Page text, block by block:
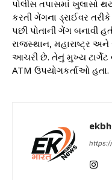
પોલીસ તપાસમાં ખુલાસો
કરતી ગેંગના ડ્રાઈવર
પછી પોતાની ગેંગ બનાવી
રાજસ્થાન, મહારાષ્ટ્ર
આચરી છે. તેનું મુખ્ય ટાર્ગેટ
ATM ઉપયોગકર્તાઓ હતા.